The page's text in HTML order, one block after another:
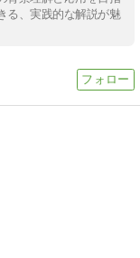
る、実践的な解説が魅